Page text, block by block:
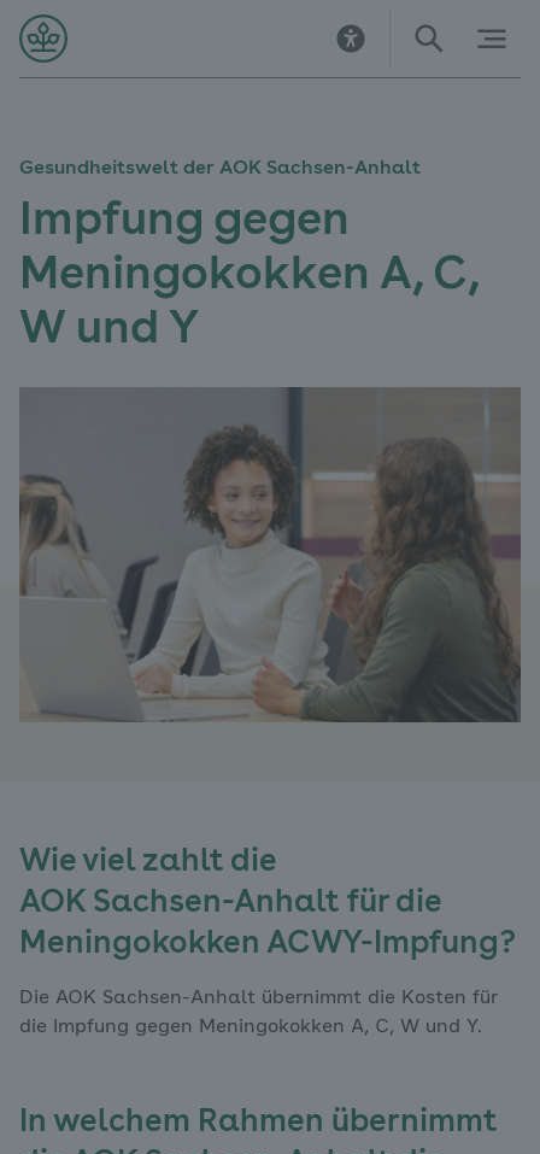
Direkt
zur
Direkt
zur
Direkt
zum
Direkt
Direkt
zur
Direkt
zur
Gesundheitswelt der AOK Sachsen-Anhalt
Impfung gegen
Meningokokken A, C,
W und Y
Wie viel zahlt die
AOK Sachsen-Anhalt für die
Meningokokken ACWY-Impfung?
Die AOK Sachsen-Anhalt übernimmt die Kosten für
die Impfung gegen Meningokokken A, C, W und Y.
In welchem Rahmen übernimmt